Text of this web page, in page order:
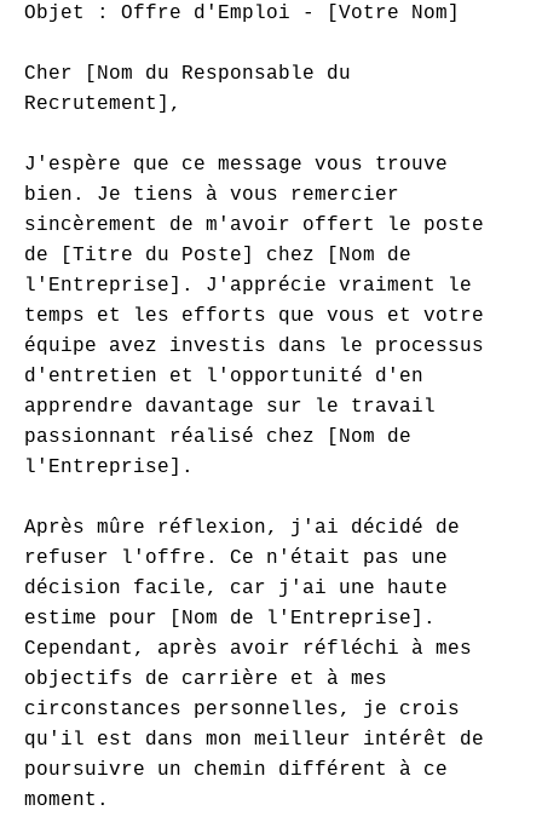
Objet : Offre d'Emploi - [Votre Nom]
Cher [Nom du Responsable du
Recrutement],
J'espère que ce message vous trouve
bien. Je tiens à vous remercier
sincèrement de m'avoir offert le poste
de [Titre du Poste] chez [Nom de
l'Entreprise]. J'apprécie vraiment le
temps et les efforts que vous et votre
équipe avez investis dans le processus
d'entretien et l'opportunité d'en
apprendre davantage sur le travail
passionnant réalisé chez [Nom de
l'Entreprise].
Après mûre réflexion, j'ai décidé de
refuser l'offre. Ce n'était pas une
décision facile, car j'ai une haute
estime pour [Nom de l'Entreprise].
Cependant, après avoir réfléchi à mes
objectifs de carrière et à mes
circonstances personnelles, je crois
qu'il est dans mon meilleur intérêt de
poursuivre un chemin différent à ce
moment.